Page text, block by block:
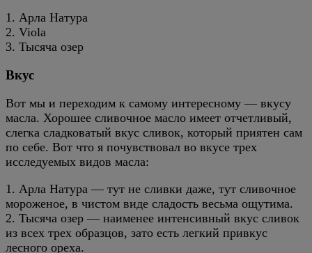
1. Арла Натура
2. Viola
3. Тысяча озер
Вкус
Вот мы и переходим к самому интересному — вкусу
масла. Хорошее сливочное масло имеет отчетливый,
слегка сладковатый вкус сливок, который приятен сам
по себе. Вот что я почувствовал во вкусе трех
исследуемых видов масла:
1. Арла Натура — тут не сливки даже, тут сливочное
мороженое, в чистом виде сладость весьма ощутима.
2. Тысяча озер — наименее интенсивный вкус сливок
из всех трех образцов, зато есть легкий привкус
лесного ореха.